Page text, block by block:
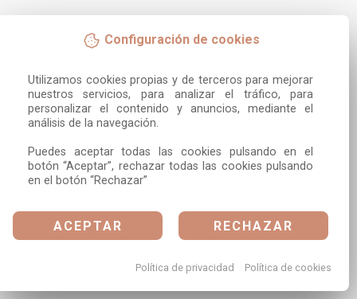
Configuración de cookies
Utilizamos cookies propias y de terceros para mejorar
nuestros servicios, para analizar el tráfico, para
personalizar el contenido y anuncios, mediante el
análisis de la navegación.
Puedes aceptar todas las cookies pulsando en el
botón “Aceptar”, rechazar todas las cookies pulsando
en el botón “Rechazar”
ACEPTAR RECHAZAR
Política de privacidad Política de cookies